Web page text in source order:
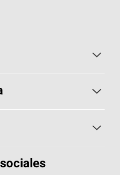
techos
y color